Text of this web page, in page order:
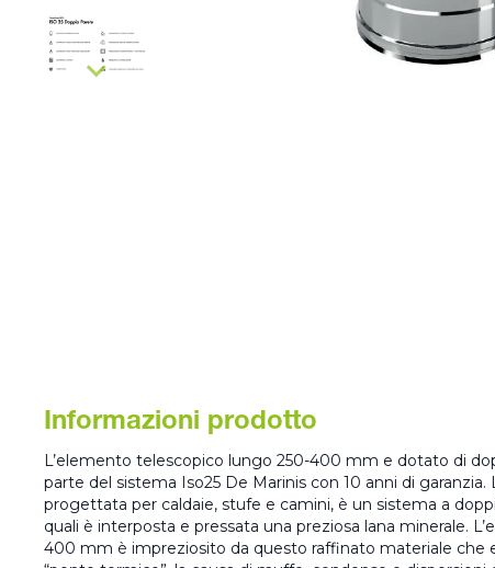
Informazioni prodotto
L’elemento telescopico lungo 250-400 mm e dotato di
parte del sistema Iso25 De Marinis con 10 anni di
progettata per caldaie, stufe e camini, è un sistema a
quali è interposta e pressata una preziosa lana minerale.
400 mm è impreziosito da questo raffinato materiale che